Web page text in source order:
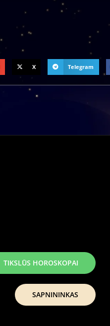
X Telegram
TIKSLŪS HOROSKOPAI
SAPNININKAS